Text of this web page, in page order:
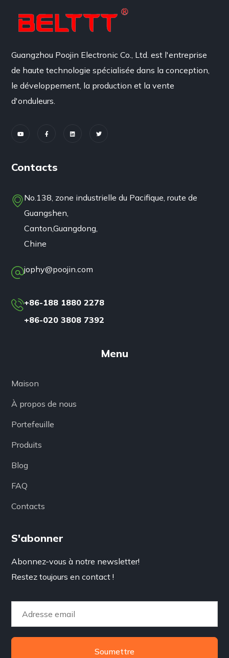
Guangzhou Poojin Electronic Co., Ltd. est l'entreprise
de haute technologie spécialisée dans la conception,
le développement, la production et la vente
d'onduleurs.
Contacts
No.138, zone industrielle du Pacifique, route de
Guangshen,
Canton,Guangdong,
Chine
jophy@poojin.com
+86-188 1880 2278
+86-020 3808 7392
Menu
Maison
À propos de nous
Portefeuille
Produits
Blog
FAQ
Contacts
S'abonner
Abonnez-vous à notre newsletter!
Restez toujours en contact !
Soumettre